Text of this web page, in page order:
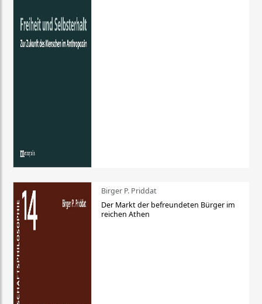
Birger P. Priddat
Der Markt der befreundeten Bürger im
reichen Athen